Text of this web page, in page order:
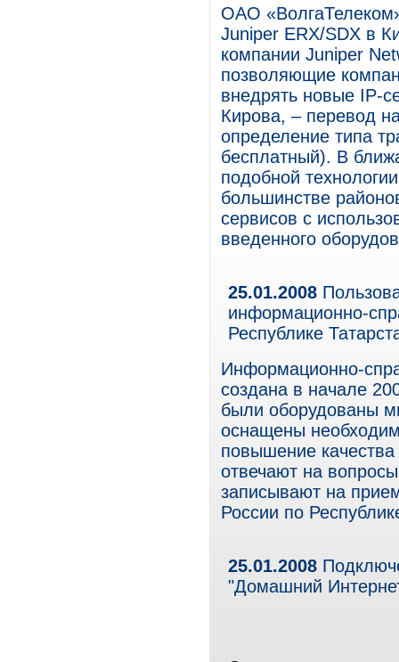
ОАО
Juniper ERX/SDX в
компании Juniper
позволяющие
внедрять новые IP-
Кирова, – перевод
определение типа
бесплатный). В
подобной
большинстве
сервисов с
введенного
25.01.2008
информационно-
Республике
Информационно-
создана в начале
были оборудованы
оснащены
повышение
отвечают на
записывают на
России по
25.01.2008
"Домашний